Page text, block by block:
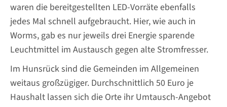
waren die bereitgestellten LED-Vorräte ebenfalls
jedes Mal schnell aufgebraucht. Hier, wie auch in
Worms, gab es nur jeweils drei Energie sparende
Leuchtmittel im Austausch gegen alte Stromfresser.
Im Hunsrück sind die Gemeinden im Allgemeinen
weitaus großzügiger. Durchschnittlich 50 Euro je
Haushalt lassen sich die Orte ihr Umtausch-Angebot